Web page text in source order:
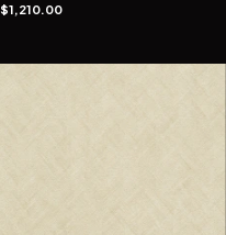
$1,210.00